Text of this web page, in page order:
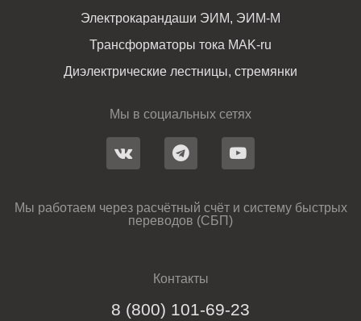
Электрокарандаши ЭИМ, ЭИМ-М
Трансформаторы тока MAK-ru
Диэлектрические лестницы, стремянки
Мы в социальных сетях
Мы работаем через расчётный счёт и систему быстрых
переводов (СБП)
Контакты
8 (800) 101-69-23